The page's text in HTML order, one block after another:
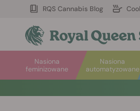
RQS Cannabis Blog
Nasiona
automatyzowane
Nasiona
feminizowane